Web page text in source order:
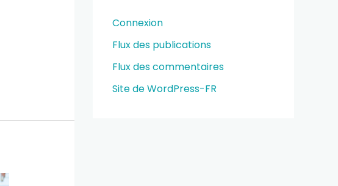
Connexion
Flux des publications
Flux des commentaires
Site de WordPress-FR